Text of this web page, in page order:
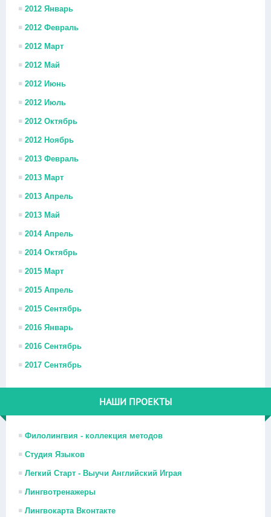
2012 Январь
2012 Февраль
2012 Март
2012 Май
2012 Июнь
2012 Июль
2012 Октябрь
2012 Ноябрь
2013 Февраль
2013 Март
2013 Апрель
2013 Май
2014 Апрель
2014 Октябрь
2015 Март
2015 Апрель
2015 Сентябрь
2016 Январь
2016 Сентябрь
2017 Сентябрь
НАШИ ПРОЕКТЫ
Филолингвия - коллекция методов
Студия Языков
Легкий Старт - Выучи Английский Играя
Лингвотренажеры
Лингвокарта Вконтакте